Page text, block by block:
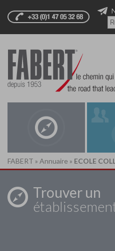
FABERT » Annuaire » ECOLE
Trouver un